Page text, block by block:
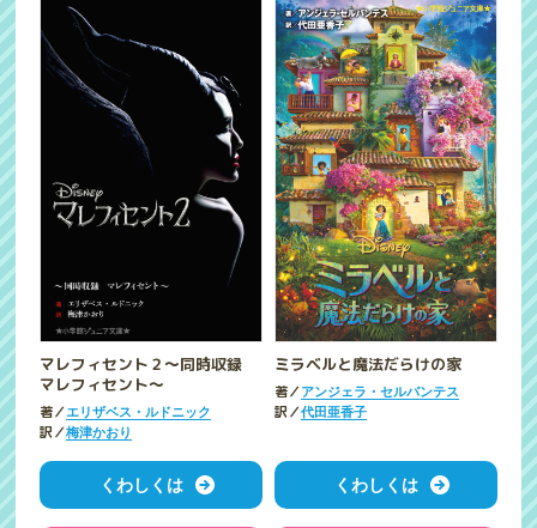
マレフィセント２～同時収録
マレフィセント～
著／エリザベス・ルドニック
訳／梅津かおり
くわしくは
ミラベルと魔法だらけの家
著／アンジェラ・セルバンテス
訳／代田亜香子
くわしくは